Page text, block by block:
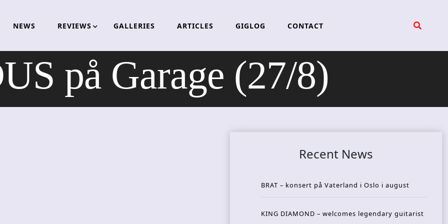
NEWS REVIEWS GALLERIES ARTICLES GIGLOG CONTACT
på Garage (27/8)
Recent News
BRAT – konsert på Vaterland i Oslo i august
KING DIAMOND – welcomes legendary guitarist